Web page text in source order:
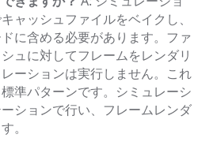
ャッシュファイルをベイクし、
に含める必要があります。ファ
ュに対してフレームをレンダリ
ーションは実行しません。これ
準パターンです。シミュレーシ
ションで行い、フレームレンダ
。